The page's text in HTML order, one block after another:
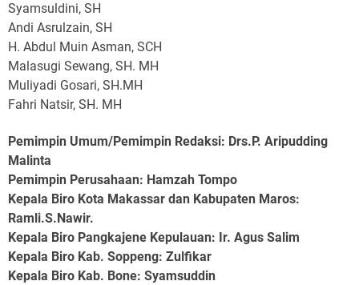
Syamsuldini, SH
Andi Asrulzain, SH
H. Abdul Muin Asman, SCH
Malasugi Sewang, SH. MH
Muliyadi Gosari, SH.MH
Fahri Natsir, SH. MH
Pemimpin Umum/Pemimpin Redaksi: Drs.P. Aripudding
Malinta
Pemimpin Perusahaan: Hamzah Tompo
Kepala Biro Kota Makassar dan Kabupaten Maros:
Ramli.S.Nawir.
Kepala Biro Pangkajene Kepulauan: Ir. Agus Salim
Kepala Biro Kab. Soppeng: Zulfikar
Kepala Biro Kab. Bone: Syamsuddin